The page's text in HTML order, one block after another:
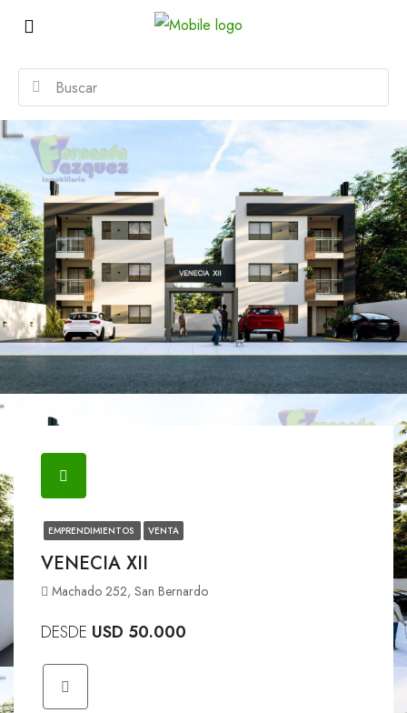
EMPRENDIMIENTOS VENTA
VENECIA XII
Machado 252, San Bernardo
DESDE USD 50.000